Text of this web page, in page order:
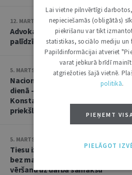
12. MARTS • 15:49
Advokatūras dienās – iespēja
palīdzību. Iedzīvotājus aicina
5. MARTS • 10:40
Nacionālās pretošanās kustības
dienā - jau trešais profesora
Konstantīna Čakstes demokrātijas
priekšlasījums
5. MARTS • 10:25
Tiesu izpildītāju dienā iedzīvotājus
bez maksas konsultēs par piedziņas
vēršanu uz darba samaksu
Lai vietne pilnvērtīgi
nepieciešamās (obligātās)
piekrišanu var tikt
statistikas, sociālo mediju un
Papildinformācijai atveriet
varat jebkurā brīdī
atgriežoties šajā vietnē.
politikā.
PIEŅEMT
PIELĀGOT